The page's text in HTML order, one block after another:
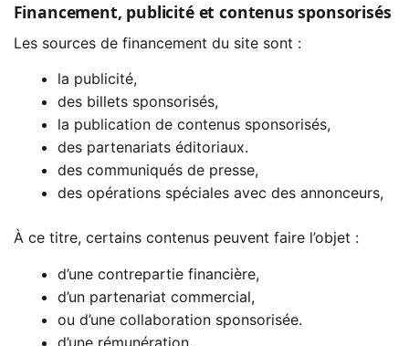
Financement, publicité et contenus sponsorisés
Les sources de financement du site sont :
la publicité,
des billets sponsorisés,
la publication de contenus sponsorisés,
des partenariats éditoriaux.
des communiqués de presse,
des opérations spéciales avec des annonceurs,
À ce titre, certains contenus peuvent faire l’objet :
d’une contrepartie financière,
d’un partenariat commercial,
ou d’une collaboration sponsorisée.
d’une rémunération,